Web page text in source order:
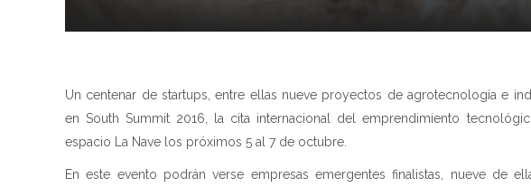
Un centenar de startups, entre ellas nueve proyectos de agrotecnología e
en South Summit 2016, la cita internacional del emprendimiento
espacio La Nave los próximos 5 al 7 de octubre.
En este evento podrán verse empresas emergentes finalistas, nueve de